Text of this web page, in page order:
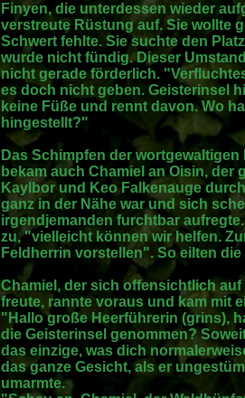
Finyen, die unterdessen wieder
verstreute Rüstung auf. Sie wollte
Schwert fehlte. Sie suchte den
wurde nicht fündig. Dieser
nicht gerade förderlich.
es doch nicht geben. Geisterinsel
keine Füße und rennt davon. Wo
hingestellt?"
Das Schimpfen der
bekam auch Chamiel an Oisin, der
Kaylbor und Keo Falkenauge
ganz in der Nähe war und sich
irgendjemanden furchtbar
zu, "vielleicht können wir helfen.
Feldherrin vorstellen". So eilten
Chamiel, der sich offensichtlich
freute, rannte voraus und kam mit
"Hallo große Heerführerin (grins),
die Geisterinsel genommen?
das einzige, was dich
das ganze Gesicht, als er
umarmte.